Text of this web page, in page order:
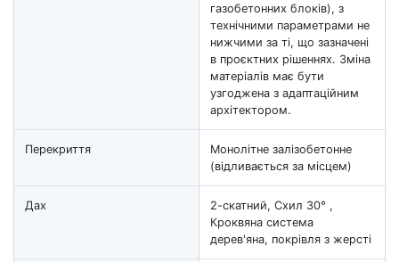
газобетонних блоків), з
технічними параметрами не
нижчими за ті, що зазначені
в проєктних рішеннях. Зміна
матеріалів має бути
узгоджена з адаптаційним
архітектором.
Перекриття
Монолітне залізобетонне
(відливається за місцем)
Дах
2-скатний, Схил 30° ,
Кроквяна система
дерев'яна, покрівля з жерсті